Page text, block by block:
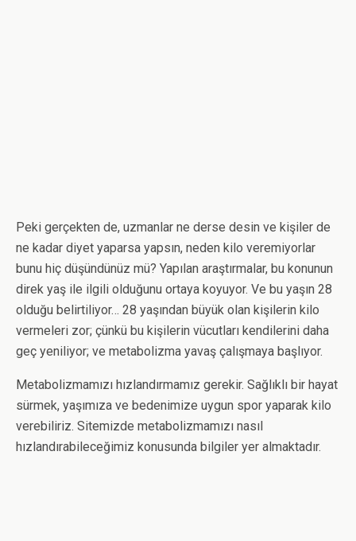
Peki gerçekten de, uzmanlar ne derse desin ve kişiler de
ne kadar diyet yaparsa yapsın, neden kilo veremiyorlar
bunu hiç düşündünüz mü? Yapılan araştırmalar, bu konunun
direk yaş ile ilgili olduğunu ortaya koyuyor. Ve bu yaşın 28
olduğu belirtiliyor… 28 yaşından büyük olan kişilerin kilo
vermeleri zor; çünkü bu kişilerin vücutları kendilerini daha
geç yeniliyor; ve metabolizma yavaş çalışmaya başlıyor.
Metabolizmamızı hızlandırmamız gerekir. Sağlıklı bir hayat
sürmek, yaşımıza ve bedenimize uygun spor yaparak kilo
verebiliriz. Sitemizde metabolizmamızı nasıl
hızlandırabileceğimiz konusunda bilgiler yer almaktadır.